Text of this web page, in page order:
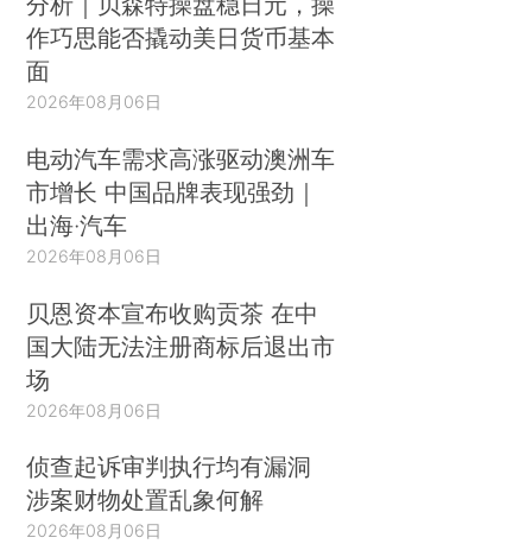
作巧思能否撬动美日货币基本
面
2026年08月06日
电动汽车需求高涨驱动澳洲车
市增长 中国品牌表现强劲｜
出海·汽车
2026年08月06日
贝恩资本宣布收购贡茶 在中
国大陆无法注册商标后退出市
场
2026年08月06日
侦查起诉审判执行均有漏洞
涉案财物处置乱象何解
2026年08月06日